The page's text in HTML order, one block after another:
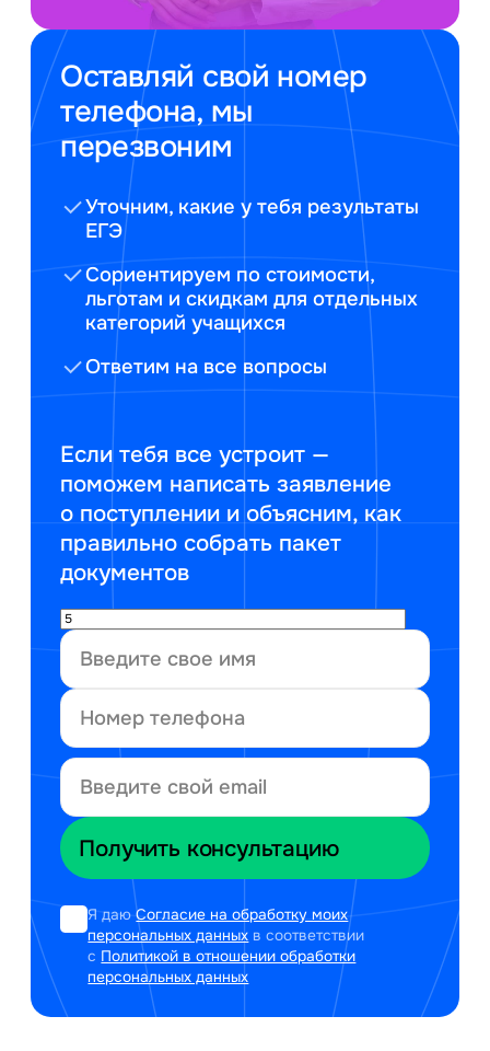
Оставляй свой номер
телефона, мы
перезвоним
Уточним, какие у тебя результаты
ЕГЭ
Сориентируем по стоимости,
льготам и скидкам для отдельных
категорий учащихся
Ответим на все вопросы
Если тебя все устроит —
поможем написать заявление
о поступлении и объясним, как
правильно собрать пакет
документов
Я даюСогласие на обработку моих
персональных данных в соответствии
с Политикой в отношении обработки
персональных данных